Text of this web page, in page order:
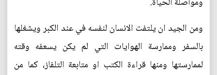
ومن الجيد ان يلتفت الانسان لنفسه في عند الكبر ويشغلها
بالسفر وممارسة الهوايات التي لم يكن يسعفه وقته
لممارستها ومنها قراءة الكتب او متابعة التلفاز، كما من